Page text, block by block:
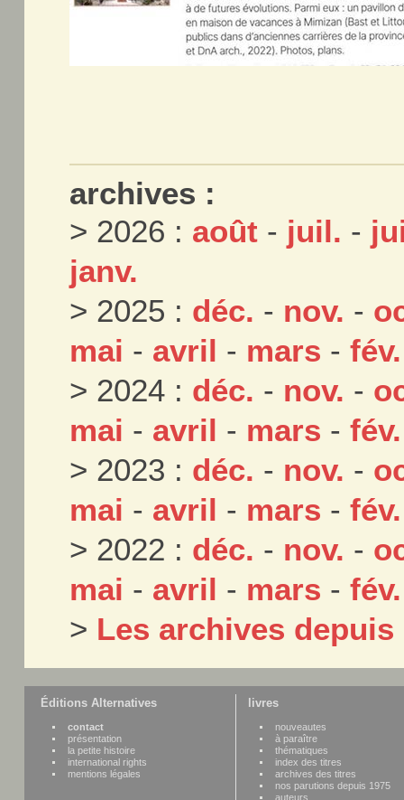
archives :
> 2026 : août - juil. -
janv.
> 2025 : déc. - nov. -
mai - avril - mars -fév.
> 2024 : déc. - nov. -
mai - avril - mars -fév.
> 2023 : déc. - nov. -
mai - avril - mars -fév.
> 2022 : déc. - nov. -
mai - avril - mars -fév.
> Les archives depuis
Éditions Alternatives
contact
présentation
la petite histoire
international rights
mentions légales
livres
nouveautes
à paraître
thématiques
index des titres
archives des titres
nos parutions depuis 1975
auteurs